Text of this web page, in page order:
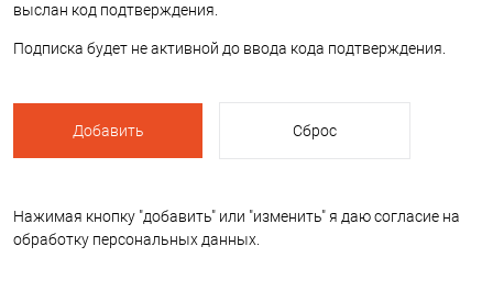
выслан код подтверждения.
Подписка будет не активной до ввода кода подтверждения.
Нажимая кнопку "добавить" или "изменить" я даю согласие на
обработку персональных данных.